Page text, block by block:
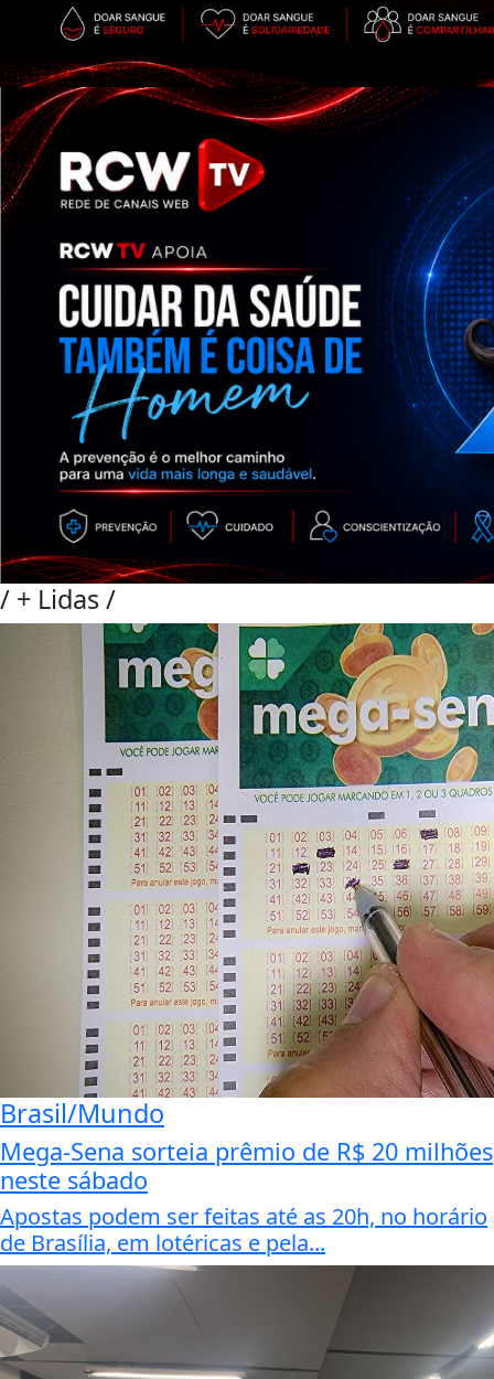
/ + Lidas/
Brasil/Mundo
Mega-Sena sorteia prêmio de R$ 20 milhões
neste sábado
Apostas podem ser feitas até as 20h, no horário
de Brasília, em lotéricas e pela...